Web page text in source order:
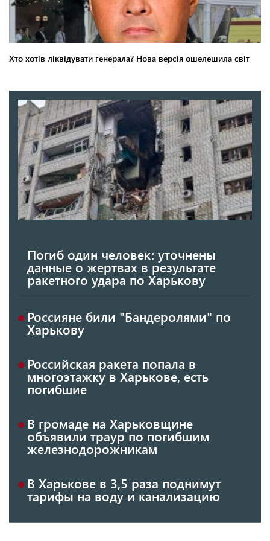
Погиб один человек: уточнены
данные о жертвах в результате
ракетного удара по Харькову
Россияне били "Бандеролями" по
Харькову
Российская ракета попала в
многоэтажку в Харькове, есть
погибшие
В громаде на Харьковщине
объявили траур по погибшим
железнодорожникам
В Харькове в 3,5 раза поднимут
тарифы на воду и канализацию